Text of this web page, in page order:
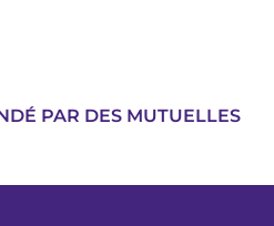
PAR DES MUTUELLES